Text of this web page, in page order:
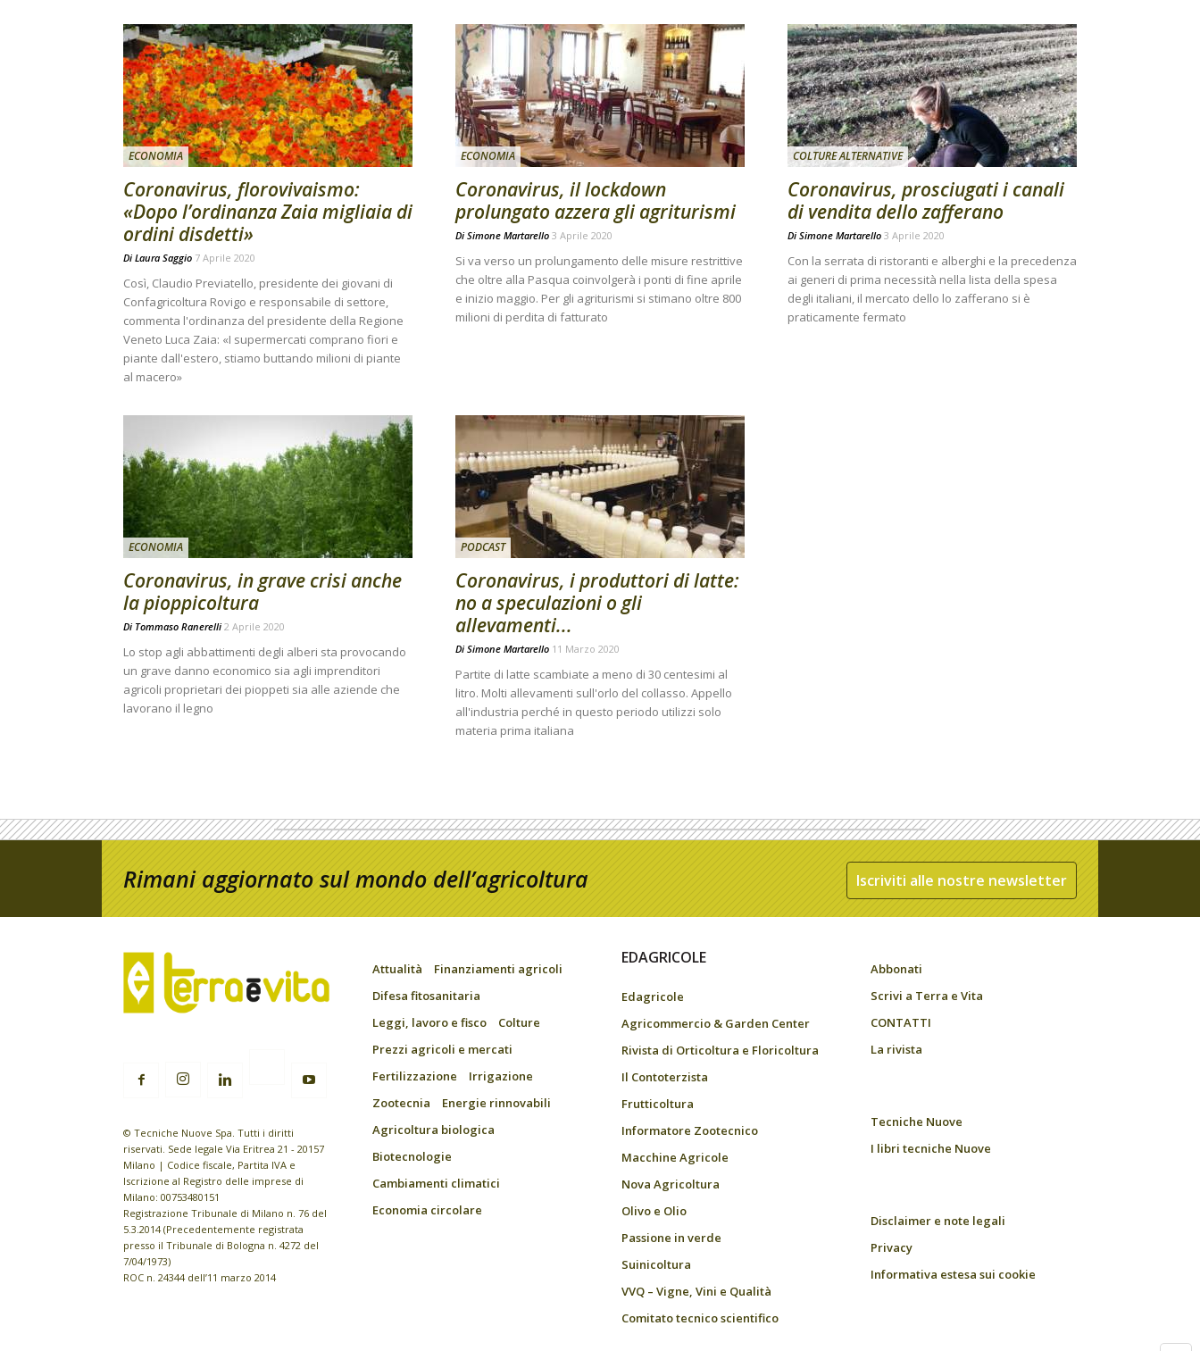
ECONOMIA
Coronavirus, florovivaismo:
«Dopo l’ordinanza Zaia migliaia di
ordini disdetti»
Di Laura Saggio 7 Aprile 2020
Così, Claudio Previatello, presidente dei giovani di
Confagricoltura Rovigo e responsabile di settore,
commenta l'ordinanza del presidente della Regione
Veneto Luca Zaia: «I supermercati comprano fiori e
piante dall'estero, stiamo buttando milioni di piante
al macero»
ECONOMIA
Coronavirus, il lockdown
prolungato azzera gli agriturismi
Di Simone Martarello 3 Aprile 2020
Si va verso un prolungamento delle misure restrittive
che oltre alla Pasqua coinvolgerà i ponti di fine aprile
e inizio maggio. Per gli agriturismi si stimano oltre 800
milioni di perdita di fatturato
COLTURE ALTERNATIVE
Coronavirus, prosciugati i canali
di vendita dello zafferano
Di Simone Martarello 3 Aprile 2020
Con la serrata di ristoranti e alberghi e la precedenza
ai generi di prima necessità nella lista della spesa
degli italiani, il mercato dello lo zafferano si è
praticamente fermato
ECONOMIA
Coronavirus, in grave crisi anche
la pioppicoltura
Di Tommaso Ranerelli 2 Aprile 2020
Lo stop agli abbattimenti degli alberi sta provocando
un grave danno economico sia agli imprenditori
agricoli proprietari dei pioppeti sia alle aziende che
lavorano il legno
PODCAST
Coronavirus, i produttori di latte:
no a speculazioni o gli
allevamenti...
Di Simone Martarello 11 Marzo 2020
Partite di latte scambiate a meno di 30 centesimi al
litro. Molti allevamenti sull'orlo del collasso. Appello
all'industria perché in questo periodo utilizzi solo
materia prima italiana
Rimani aggiornato sul mondo dell’agricoltura Iscriviti alle nostre newsletter
© Tecniche Nuove Spa. Tutti i diritti
riservati. Sede legale Via Eritrea 21 - 20157
Milano | Codice fiscale, Partita IVA e
Iscrizione al Registro delle imprese di
Milano: 00753480151
Registrazione Tribunale di Milano n. 76 del
5.3.2014 (Precedentemente registrata
presso il Tribunale di Bologna n. 4272 del
7/04/1973)
ROC n. 24344 dell’11 marzo 2014
Attualità
Finanziamenti agricoli
Difesa fitosanitaria
Leggi, lavoro e fisco
Colture
Prezzi agricoli e mercati
Fertilizzazione
Irrigazione
Zootecnia
Energie rinnovabili
Agricoltura biologica
Biotecnologie
Cambiamenti climatici
Economia circolare
EDAGRICOLE
Edagricole
Agricommercio & Garden Center
Rivista di Orticoltura e Floricoltura
Il Contoterzista
Frutticoltura
Informatore Zootecnico
Macchine Agricole
Nova Agricoltura
Olivo e Olio
Passione in verde
Suinicoltura
VVQ – Vigne, Vini e Qualità
Comitato tecnico scientifico
Abbonati
Scrivi a Terra e Vita
CONTATTI
La rivista
Tecniche Nuove
I libri tecniche Nuove
Disclaimer e note legali
Privacy
Informativa estesa sui cookie